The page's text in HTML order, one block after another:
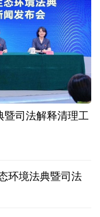
创新成果将发布
如何用在刀刃上
网络消费陷阱
单日票房破亿
主义侵略罪行
暨司法解释清理工
环境法典暨司法